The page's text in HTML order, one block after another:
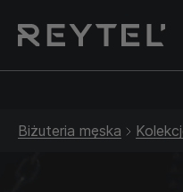
Biżuteria męska
Złota